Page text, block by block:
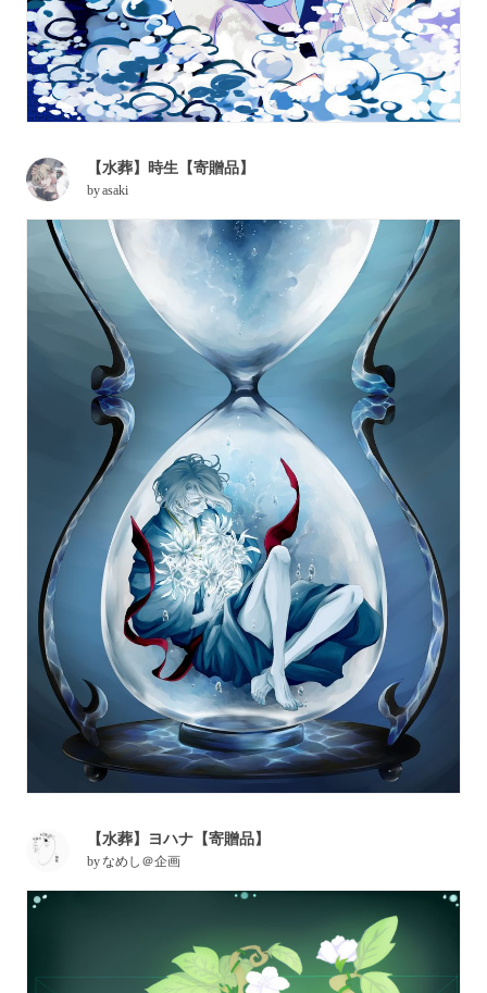
【水葬】時生【寄贈品】
byasaki
【水葬】ヨハナ【寄贈品】
by なめし＠企画